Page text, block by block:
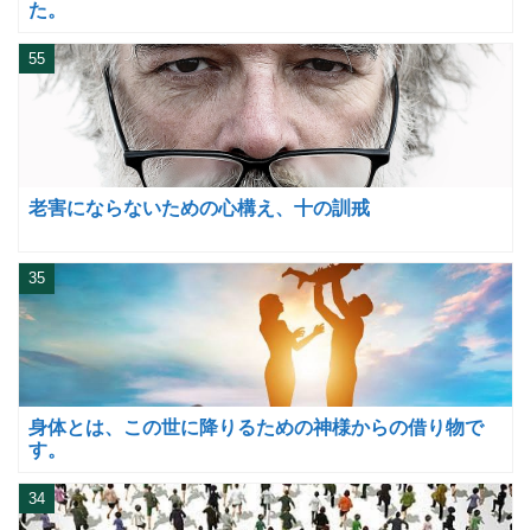
た。
老害にならないための心構え、十の訓戒
55
身体とは、この世に降りるための神様からの借り物で
す。
35
34